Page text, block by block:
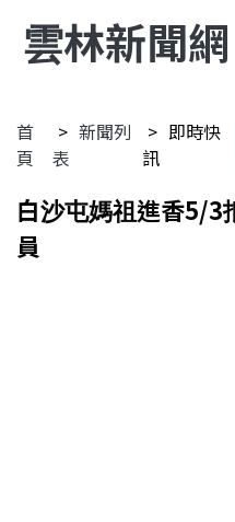
雲林新聞網
首
頁
新聞列
表
即時快
訊
白沙屯媽祖進香5/3
員